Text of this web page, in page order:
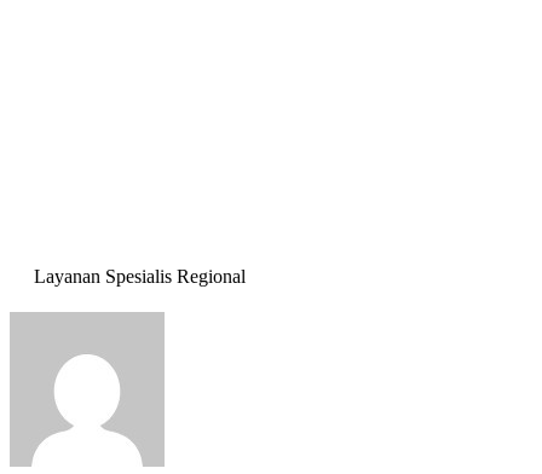
Layanan Spesialis Regional